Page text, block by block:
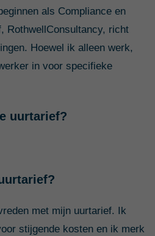
als Compliance en
RothwellConsultancy, richt
Hoewel ik alleen werk,
in voor specifieke
uurtarief?
met mijn uurtarief. Ik
stijgende kosten en ik merk